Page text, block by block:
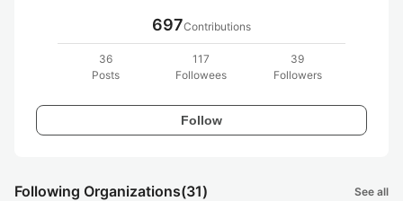
697Contributions
36
Posts
117
Followees
39
Followers
Follow
Following Organizations(31) See all